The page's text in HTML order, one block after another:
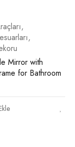
,
,
Mirror with
for Bathroom